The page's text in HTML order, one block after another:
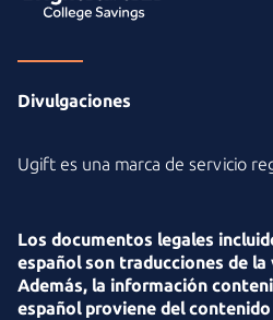
Divulgaciones
Ugift es una marca de servicio
Los documentos legales
español son traducciones de la
Además, la información
español proviene del